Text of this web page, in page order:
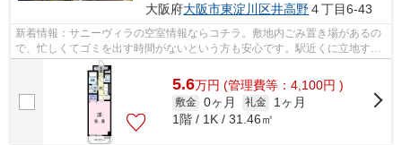
大阪府大阪市東淀川区井高野４丁目6-43
新着情報：サニーヴィラの空室情報ならコチラ。敷地内ごみ置き場があるの
で、忙しくてゴミを出す時間がないという方も安心です。駅近くに立地する
物件で、徒歩13分程でアクセスできま...
5.6万円 (管理費等：4,100円 )
敷金 0ヶ月 礼金
1ヶ月
1階 / 1K / 31.46㎡